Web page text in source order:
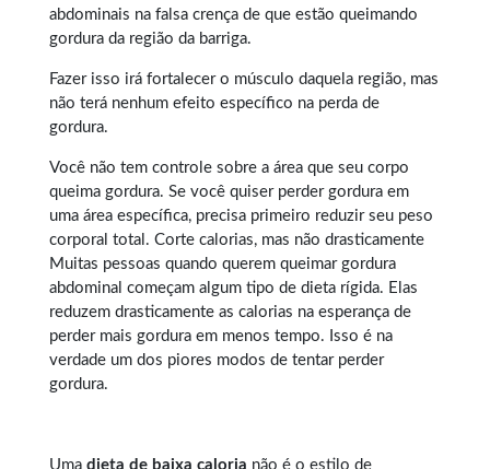
abdominais na falsa crença de que estão queimando
gordura da região da barriga.
Fazer isso irá fortalecer o músculo daquela região, mas
não terá nenhum efeito específico na perda de
gordura.
Você não tem controle sobre a área que seu corpo
queima gordura. Se você quiser perder gordura em
uma área específica, precisa primeiro reduzir seu peso
corporal total. Corte calorias, mas não drasticamente
Muitas pessoas quando querem queimar gordura
abdominal começam algum tipo de dieta rígida. Elas
reduzem drasticamente as calorias na esperança de
perder mais gordura em menos tempo. Isso é na
verdade um dos piores modos de tentar perder
gordura.
Uma dieta de baixa caloria não é o estilo de